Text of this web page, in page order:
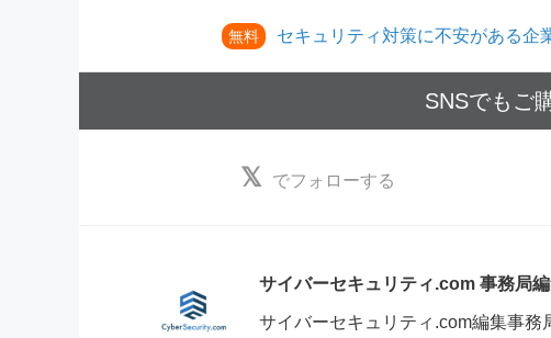
無料 セキュリティ対策に不安がある企
SNSでもご
でフォローする
サイバーセキュリティ.com 事務局
サイバーセキュリティ.com編集事